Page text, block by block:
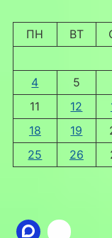
ПН ВТ
4
5
11
12
18
19
25
26